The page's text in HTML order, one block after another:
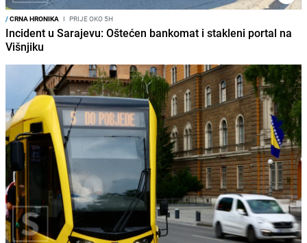
/CRNA HRONIKA I PRIJE OKO 5H
Incident u Sarajevu: Oštećen bankomat i stakleni portal na
Višnjiku